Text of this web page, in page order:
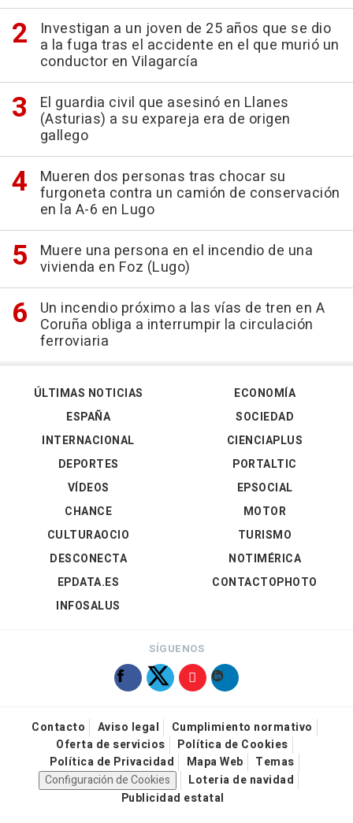
Investigan a un joven de 25 años que se dio
a la fuga tras el accidente en el que murió un
conductor en Vilagarcía
El guardia civil que asesinó en Llanes
(Asturias) a su expareja era de origen
gallego
Mueren dos personas tras chocar su
furgoneta contra un camión de conservación
en la A-6 en Lugo
Muere una persona en el incendio de una
vivienda en Foz (Lugo)
Un incendio próximo a las vías de tren en A
Coruña obliga a interrumpir la circulación
ferroviaria
ÚLTIMAS NOTICIAS
ESPAÑA
INTERNACIONAL
DEPORTES
VÍDEOS
ECONOMÍA
SOCIEDAD
CIENCIAPLUS
PORTALTIC
EPSOCIAL
CHANCE
CULTURAOCIO
DESCONECTA
EPDATA.ES
INFOSALUS
MOTOR
TURISMO
NOTIMÉRICA
CONTACTOPHOTO
SÍGUENOS
Contacto Aviso legal
Cumplimiento normativo
Oferta de servicios
Política de Cookies
Política de Privacidad
Mapa Web
Temas
Configuración de Cookies
Loteria de navidad
Publicidad estatal